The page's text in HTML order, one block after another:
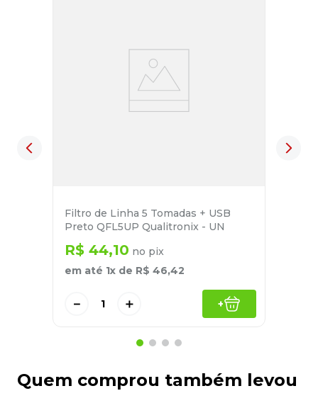
Filtro de Linha 5 Tomadas + USB
Preto QFL5UP Qualitronix - UN
R$ 44,10 no pix
em até 1x de R$ 46,42
＋
－ +
Quem comprou também levou